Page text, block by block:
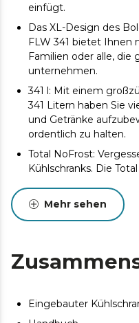
einfügt.
Das XL-Design des
FLW 341 bietet Ihnen
Familien oder alle, die
unternehmen.
341 l: Mit einem
341 Litern haben Sie
und Getränke
ordentlich zu halten.
Total NoFrost:
Kühlschranks. Die
konstante und
Full LED Wall: Das
und ermöglicht so ein
Kompressor ist nicht
Mehr sehen
Eingebauter